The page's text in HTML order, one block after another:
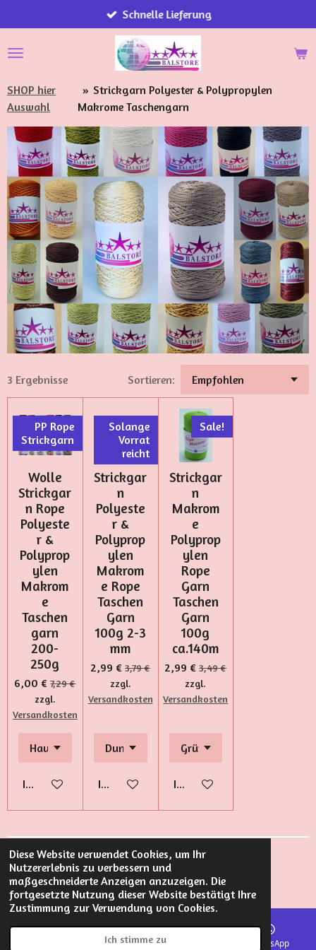
Diese Website verwendet Cookies, um Ihr
Nutzererlebnis zu verbessern und
maßgeschneiderte Anzeigen anzuzeigen. Die
fortgesetzte Nutzung dieser Website bestätigt Ihre
Zustimmung zur Verwendung von Cookies.
Ich stimme zu
Hauptinhalt
springen
Schnelle Lieferung
SHOP hier
Auswahl
» Strickgarn Polyester & Polypropylen
Makrome Taschengarn
3 Ergebnisse Sortieren:
PP Rope
Strickgarn
Wolle
Strickgar
n Rope
Polyeste
r &
Polyprop
ylen
Makrom
e
Taschen
garn
200-
250g
6,00 € 7,29 €
zzgl.
Versandkosten
In den Warenkorb
Solange
Vorrat
reicht
Strickgar
n
Polyeste
r &
Polyprop
ylen
Makrom
e Rope
Taschen
Garn
100g 2-3
mm
2,99 € 3,79 €
zzgl.
Versandkosten
In den Warenkorb
Sale!
Strickgar
n
Makrom
e
Polyprop
ylen
Rope
Garn
Taschen
Garn
100g
ca.140m
2,99 € 3,49 €
zzgl.
Versandkosten
In den Warenkorb
Teilen Teilen Teilen
© 2024 - 2026 Balstore
Telefon WhatsApp